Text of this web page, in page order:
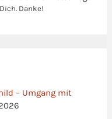
Danke!
– Umgang mit